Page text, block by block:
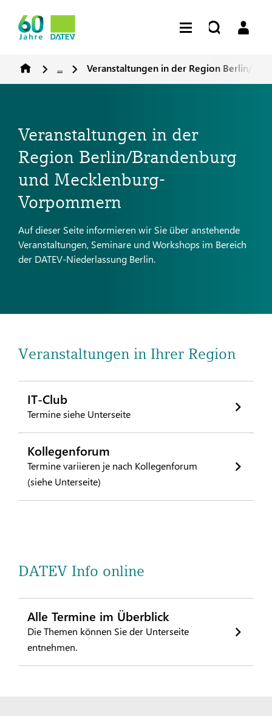
... Veranstaltungen in der Region Berlin/
Veranstaltungen in der
Region Berlin/Brandenburg
und Mecklenburg-
Vorpommern
Auf dieser Seite informieren wir Sie über anstehende
Veranstaltungen, Seminare und Workshops im Bereich
der DATEV-Niederlassung Berlin.
Veranstaltungen in Ihrer Region
IT-Club
Termine siehe Unterseite
Kollegenforum
Termine variieren je nach Kollegenforum
(siehe Unterseite)
DATEV Info online
Alle Termine im Überblick
Die Themen können Sie der Unterseite
entnehmen.